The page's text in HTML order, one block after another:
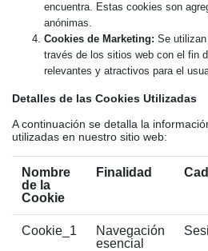
encuentra. Estas cookies son
anónimas.
Cookies de Marketing: Se
través de los sitios web con el fin
relevantes y atractivos para el
Detalles de las Cookies Utilizadas
A continuación se detalla la
utilizadas en nuestro sitio web:
Nombre
de la
Cookie
Finalidad
Cookie_1
Navegación
esencial